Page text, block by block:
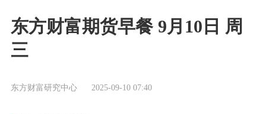
东方财富期货早餐 9月10日 周
三
东方财富研究中心 2025-09-10 07:40